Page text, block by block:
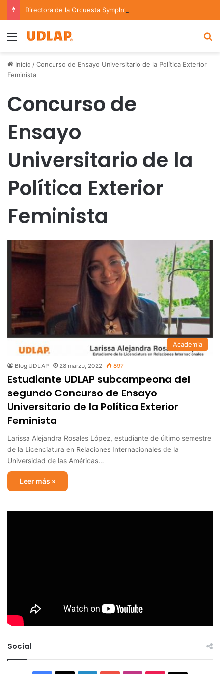
Menu
Inicio /Concurso de Ensayo Universitario de la Política Exterior
Feminista
Concurso de
Ensayo
Universitario de la
Política Exterior
Feminista
Academia
Blog UDLAP 28 marzo, 2022 897
Estudiante UDLAP subcampeona del
segundo Concurso de Ensayo
Universitario de la Política Exterior
Feminista
Larissa Alejandra Rosales López, estudiante de último semestre
de la Licenciatura en Relaciones Internacionales de la
Universidad de las Américas…
Leer más »
Social